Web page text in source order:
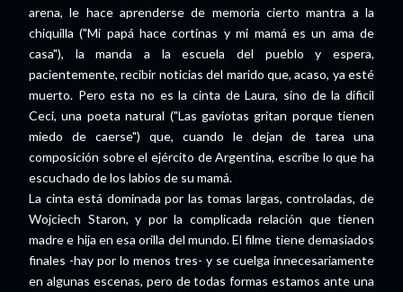
arena, le hace aprenderse de memoria cierto mantra a la
chiquilla ("Mi papá hace cortinas y mi mamá es un ama de
casa"), la manda a la escuela del pueblo y espera,
pacientemente, recibir noticias del marido que, acaso, ya esté
muerto. Pero esta no es la cinta de Laura, sino de la dificil
Ceci, una poeta natural ("Las gaviotas gritan porque tienen
miedo de caerse") que, cuando le dejan de tarea una
composición sobre el ejército de Argentina, escribe lo que ha
escuchado de los labios de su mamá.
La cinta está dominada por las tomas largas, controladas, de
Wojciech Staron, y por la complicada relación que tienen
madre e hija en esa orilla del mundo. El filme tiene demasiados
finales -hay por lo menos tres- y se cuelga innecesariamente
en algunas escenas, pero de todas formas estamos ante una